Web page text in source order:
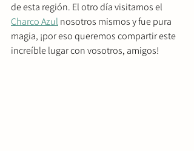
de esta región. El otro día visitamos el
Charco Azul nosotros mismos y fue pura
magia, ¡por eso queremos compartir este
increíble lugar con vosotros, amigos!